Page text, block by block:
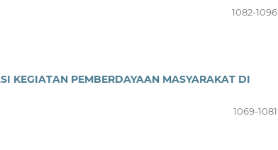
1082-1096
KEGIATAN PEMBERDAYAAN MASYARAKAT DI
1069-1081